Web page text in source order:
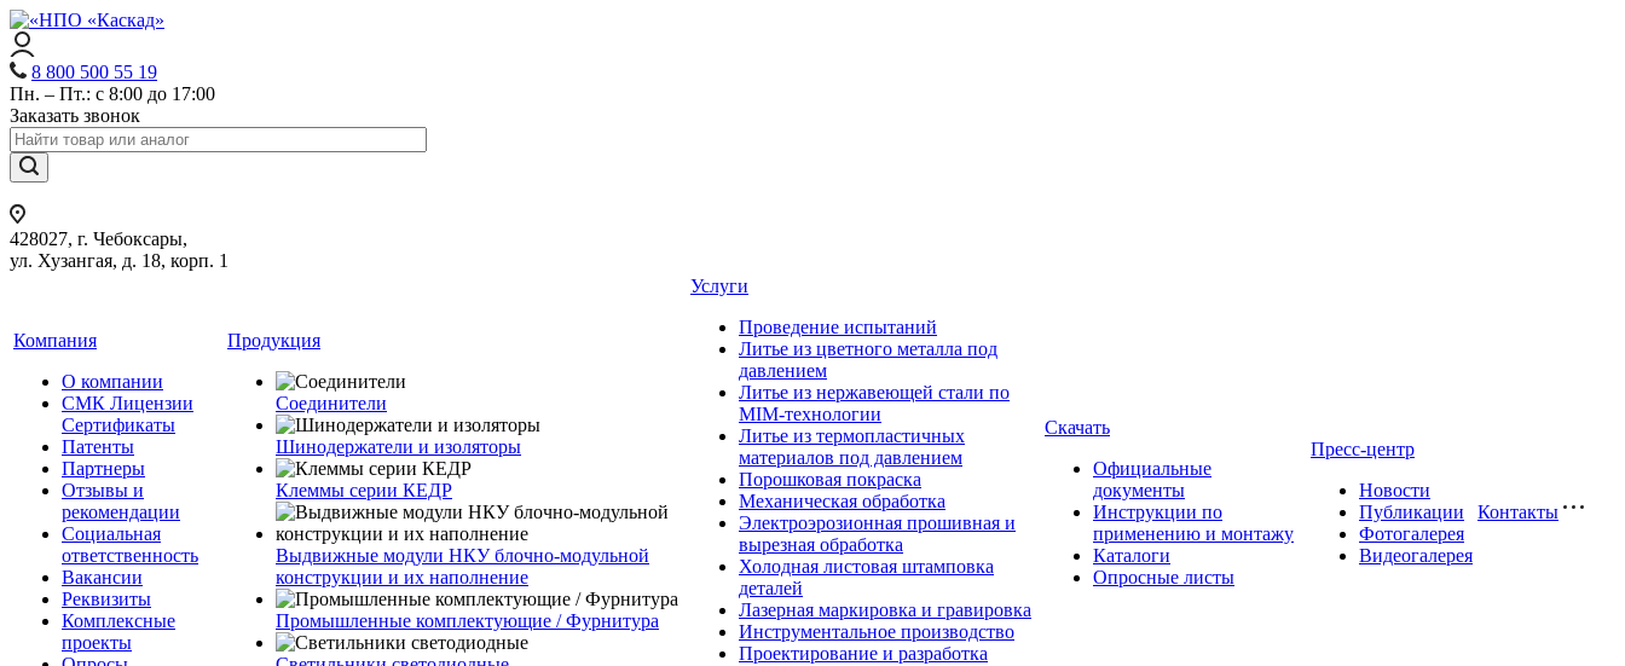
8 800 500 55 19
Пн. – Пт.: с 8:00 до 17:00
Заказать звонок
428027, г. Чебоксары,
ул. Хузангая, д. 18, корп. 1
Компания
О компании
СМК Лицензии
Сертификаты
Патенты
Партнеры
Отзывы и
рекомендации
Социальная
ответственность
Вакансии
Реквизиты
Комплексные
проекты
Продукция
Соединители
Шинодержатели и изоляторы
Клеммы серии КЕДР
Выдвижные модули НКУ блочно-модульной
конструкции и их наполнение
Промышленные комплектующие / Фурнитура
Услуги
Проведение испытаний
Литье из цветного металла под
давлением
Литье из нержавеющей стали по
MIM-технологии
Литье из термопластичных
материалов под давлением
Порошковая покраска
Механическая обработка
Электроэрозионная прошивная и
вырезная обработка
Холодная листовая штамповка
деталей
Лазерная маркировка и гравировка
Инструментальное производство
Проектирование и разработка
Скачать
Официальные
документы
Инструкции по
применению и монтажу
Каталоги
Опросные листы
Пресс-центр
Новости
Публикации
Фотогалерея
Видеогалерея
Контакты